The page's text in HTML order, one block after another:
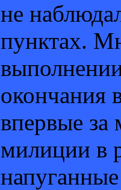
не
пунктах.
окончания
впервые
милиции в